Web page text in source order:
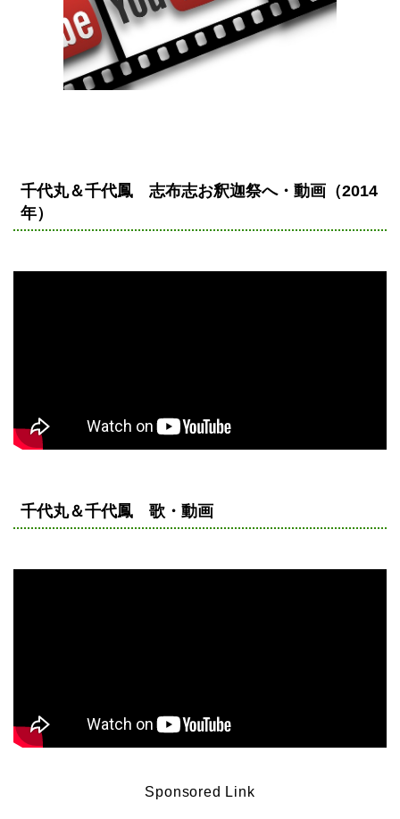
千代丸＆千代鳳 志布志お釈迦祭へ・動画（2014
年）
千代丸＆千代鳳 歌・動画
Sponsored Link